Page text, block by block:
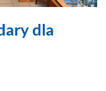
dla